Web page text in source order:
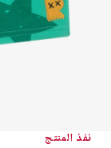
نفذ المنتج